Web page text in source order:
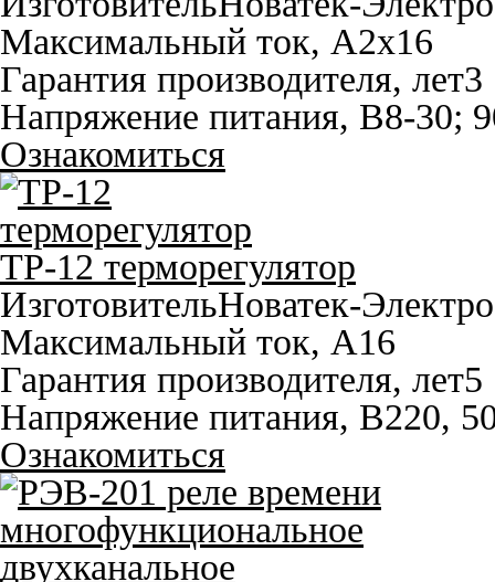
Максимальный ток, A2х16
Гарантия производителя, лет3
Напряжение питания, В8-30;
Ознакомиться
ТР-12 терморегулятор
ИзготовительНоватек-Электро
Максимальный ток, A16
Гарантия производителя, лет5
Напряжение питания, В220,
Ознакомиться